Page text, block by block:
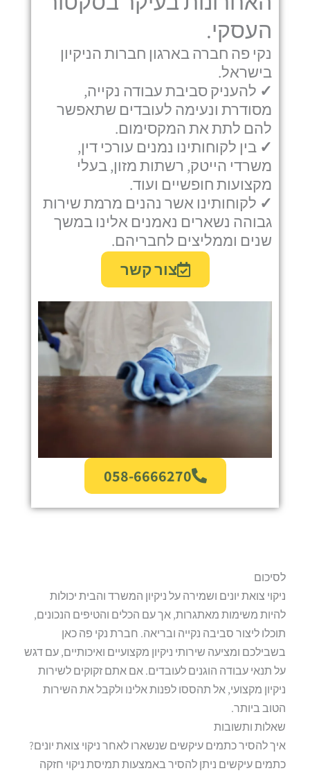
העסקי.
נקי פה חברה בארגון חברות הניקיון
בישראל.
✓ להעניק סביבת עבודה נקייה,
מסודרת ונעימה לעובדים שתאפשר
להם לתת את המקסימום.
✓ בין לקוחותינו נמנים עורכי דין,
משרדי הייטק, רשתות מזון, בעלי
מקצועות חופשיים ועוד.
✓ לקוחותינו אשר נהנים מרמת שירות
גבוהה נשארים נאמנים אלינו במשך
שנים וממליצים לחבריהם.
צור קשר
058-6666270
לסיכום
ניקוי צואת יונים ושמירה על ניקיון המשרד והבית יכולות
להיות משימות מאתגרות, אך עם הכלים והטיפים הנכונים,
תוכלו ליצור סביבה נקייה ובריאה. חברת נקי פה כאן
בשבילכם ומציעה שירותי ניקיון מקצועיים ואיכותיים, עם דגש
על תנאי עבודה הוגנים לעובדים. אם אתם זקוקים לשירות
ניקיון מקצועי, אל תהססו לפנות אלינו ולקבל את השירות
הטוב ביותר.
שאלות ותשובות
איך להסיר כתמים עיקשים שנשארו לאחר ניקוי צואת יונים?
כתמים עיקשים ניתן להסיר באמצעות תמיסת ניקוי חזקה